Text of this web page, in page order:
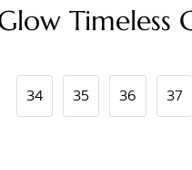
Timeless
34 35 36 37